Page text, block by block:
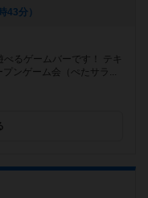
43分）
るゲームバーです！ テキ
ンゲーム会（ぺたサラ...